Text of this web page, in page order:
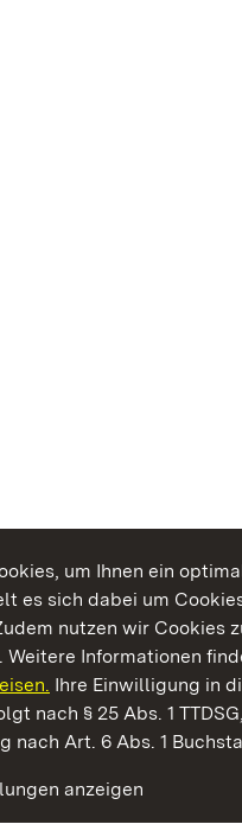
um Ihnen ein
es sich dabei um
nutzen wir Cookies
Informationen
Ihre Einwilligung in
nach § 25 Abs. 1
nach Art. 6 Abs. 1
anzeigen
Genießen.